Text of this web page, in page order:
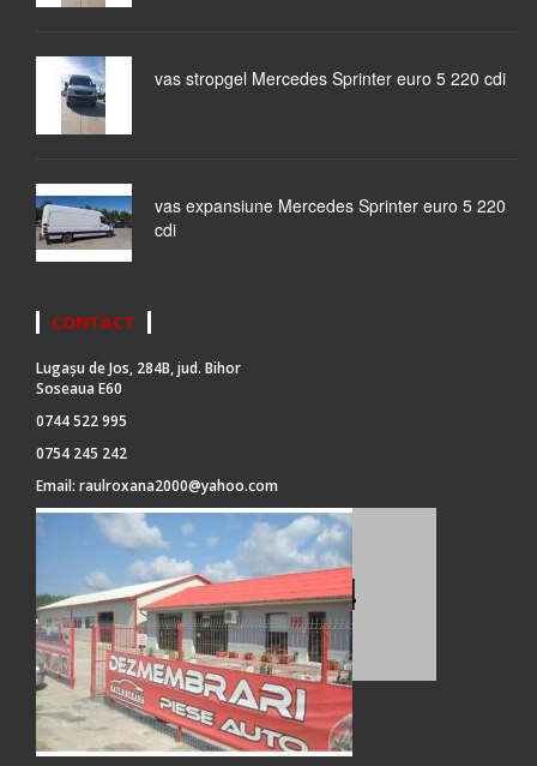
vas stropgel Mercedes Sprinter euro 5 220 cdi
vas expansiune Mercedes Sprinter euro 5 220
cdi
CONTACT
Lugașu de Jos, 284B, jud. Bihor
Soseaua E60
0744 522 995
0754 245 242
Email: raulroxana2000@yahoo.com